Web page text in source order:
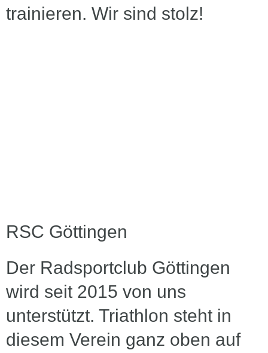
trainieren. Wir sind stolz!
RSC Göttingen
Der Radsportclub Göttingen
wird seit 2015 von uns
unterstützt. Triathlon steht in
diesem Verein ganz oben auf